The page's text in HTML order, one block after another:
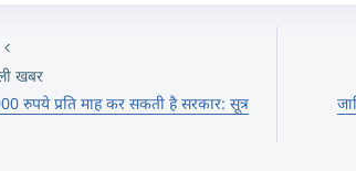
खबर
रुपये प्रति माह कर सकती है सरकार: सूत्र